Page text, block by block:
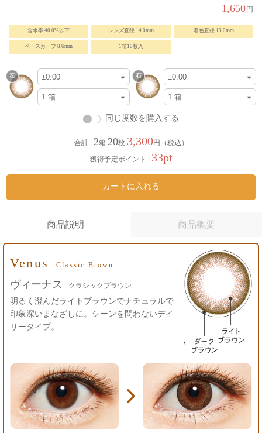
1,650円
含水率 40.0%以下 レンズ直径 14.0mm 着色直径 13.0mm
ベースカーブ 8.6mm 1箱10枚入
同じ度数を購入する
合計 : 2箱 20枚 3,300円（税込）
獲得予定ポイント : 33pt
カートに入れる
商品説明 商品概要
Venus Classic Brown
ヴィーナス クラシックブラウン
明るく澄んだライトブラウンでナチュラルで
印象深いまなざしに。シーンを問わないデイ
リータイプ。